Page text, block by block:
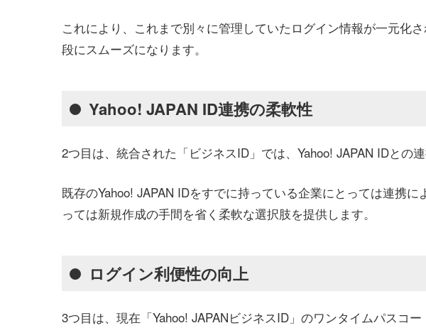
これにより、これまで別々に管理していたログイン情報が一元化
段にスムーズになります。
Yahoo! JAPAN ID連携の柔軟性
2つ目は、統合された「ビジネスID」では、Yahoo! JAPAN IDとの
既存のYahoo! JAPAN IDをすでに持っている企業にとっては連携
っては新規作成の手間を省く柔軟な選択肢を提供します。
ログイン利便性の向上
3つ目は、現在「Yahoo! JAPANビジネスID」のワンタイムパスコ